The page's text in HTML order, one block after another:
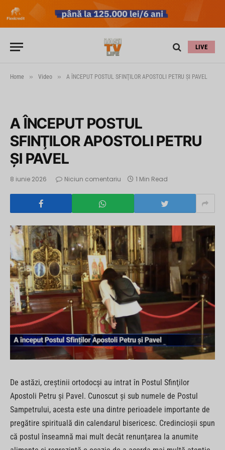
LIVE
Home » Video » A ÎNCEPUT POSTUL SFINŢILOR APOSTOLI PETRU ŞI PAVEL
A ÎNCEPUT POSTUL
SFINŢILOR APOSTOLI PETRU
ŞI PAVEL
8 iunie 2026 Niciun comentariu 1 Min Read
De astăzi, creştinii ortodocşi au intrat în Postul Sfinţilor
Apostoli Petru şi Pavel. Cunoscut şi sub numele de Postul
Sampetrului, acesta este una dintre perioadele importante de
pregătire spirituală din calendarul bisericesc. Credincioşii spun
că postul înseamnă mai mult decât renunţarea la anumite